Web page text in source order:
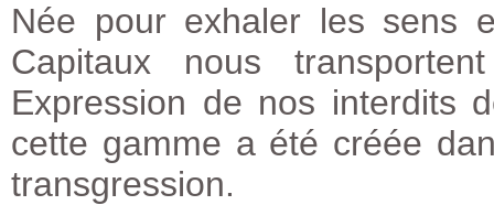
Née pour exhaler les sens
Capitaux nous
Expression de nos interdits
cette gamme a été créée
transgression.